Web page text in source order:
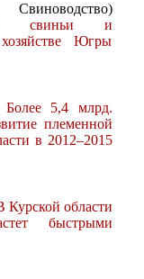
Свиноводство)
свиньи и
Югры
Более 5,4 млрд.
племенной
в 2012–2015
Курской области
быстрыми